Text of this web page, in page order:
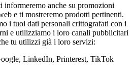
informeremo anche su promozioni
e ti mostreremo prodotti pertinenti.
i tuoi dati personali crittografati con i
e utilizziamo i loro canali pubblicitari
tu utilizzi già i loro servizi:
LinkedIn, Printerest, TikTok